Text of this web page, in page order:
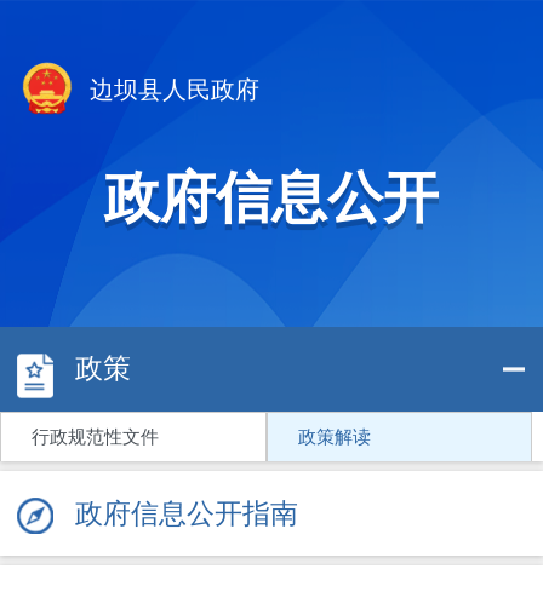
边坝县人民政府
政府信息公开
政策
行政规范性文件 政策解读
政府信息公开指南